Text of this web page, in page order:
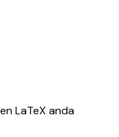
LaTeX anda